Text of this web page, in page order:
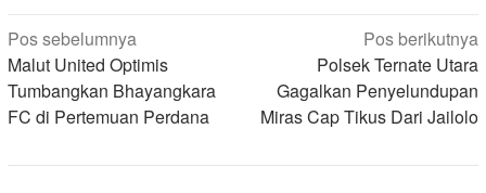
Navigasi
pos
Pos sebelumnya
Malut United Optimis
Tumbangkan Bhayangkara
FC di Pertemuan Perdana
Pos berikutnya
Polsek Ternate Utara
Gagalkan Penyelundupan
Miras Cap Tikus Dari Jailolo